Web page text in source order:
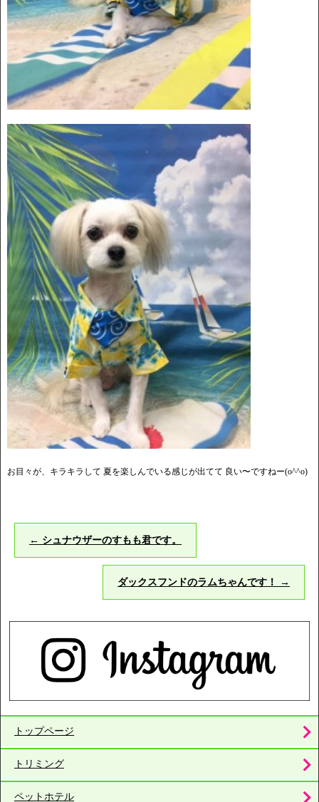
お目々が、キラキラして 夏を楽しんでいる感じが出てて 良い〜ですねー(o^^o)
← シュナウザーのすもも君です。
ダックスフンドのラムちゃんです！ →
トップページ
トリミング
ペットホテル